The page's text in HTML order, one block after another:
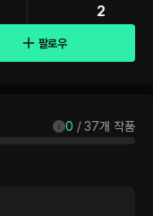
2
팔로우
0 / 37개 작품